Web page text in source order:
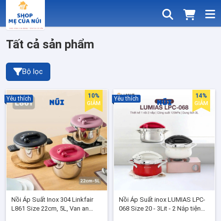
Tất cả sản phẩm
Bộ lọc
Nồi Áp Suất Inox 304 Linkfair
L861 Size 22cm, 5L, Van an
Yêu thích 10%
GIẢM
Nồi Áp Suất inox LUMIAS LPC-
068 Size 20 - 3Lit - 2 Nắp tiện
Yêu thích 14%
GIẢM